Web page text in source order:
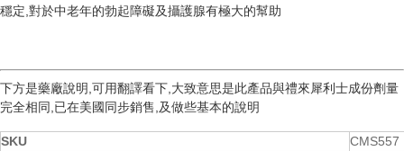
穩定,對於中老年的勃起障礙及攝護腺有極大的幫助
下方是藥廠說明,可用翻譯看下,大致意思是此產品與禮來犀利士成份劑量
完全相同,已在美國同步銷售,及做些基本的說明
SKU
CMS557